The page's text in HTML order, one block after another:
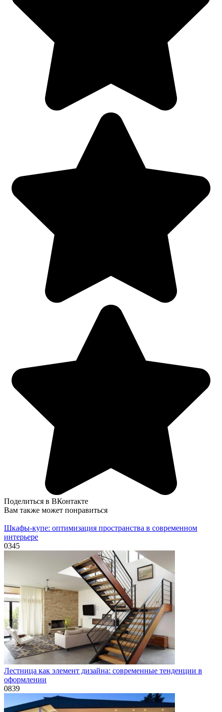
Поделиться в ВКонтакте
Вам также может понравиться
Шкафы-купе: оптимизация пространства в современном
интерьере
0345
Лестница как элемент дизайна: современные тенденции в
оформлении
0839